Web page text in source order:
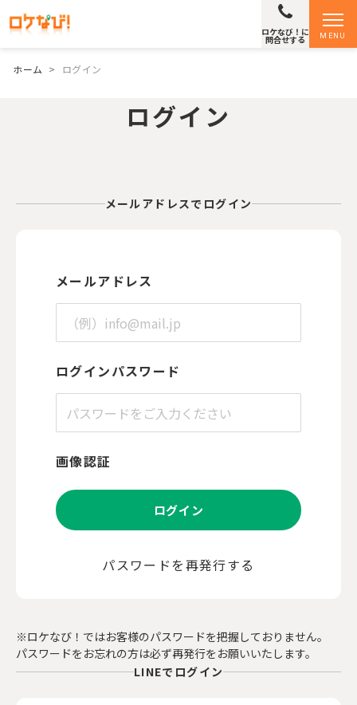
MENU
ロケなび！に
問合せする
ホーム > ログイン
ログイン
メールアドレスでログイン
メールアドレス
ログインパスワード
画像認証
ログイン
パスワードを再発行する
※ロケなび！ではお客様のパスワードを把握しておりません。
パスワードをお忘れの方は必ず再発行をお願いいたします。
LINEでログイン